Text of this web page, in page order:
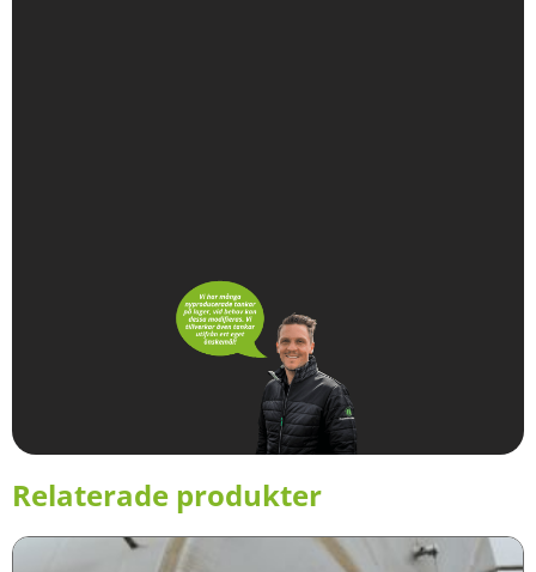
Relaterade produkter